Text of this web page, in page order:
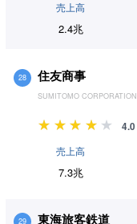
売上高
2.4兆
28 住友商事
SUMITOMO CORPORATION
4.0
売上高
7.3兆
29 東海旅客鉄道